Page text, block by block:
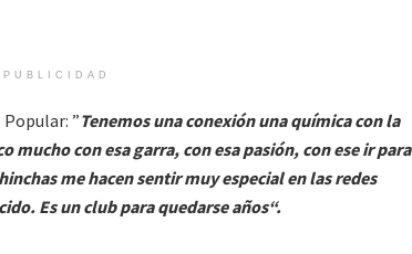
PUBLICIDAD
”Tenemos una conexión una química con la
mucho con esa garra, con esa pasión, con ese ir para
me hacen sentir muy especial en las redes
Es un club para quedarse años“.